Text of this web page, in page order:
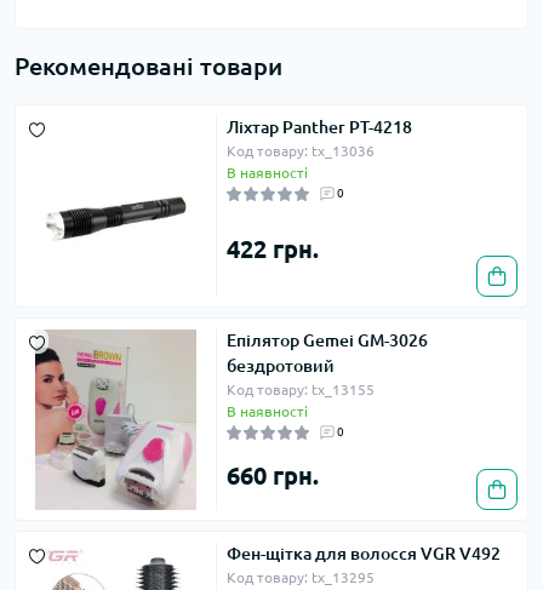
Рекомендовані товари
Ліхтар Panther PT-4218
Код товару: tx_13036
В наявності
0
422 грн.
Епілятор Gemei GM-3026
бездротовий
Код товару: tx_13155
В наявності
0
660 грн.
Фен-щітка для волосся VGR V492
Код товару: tx_13295